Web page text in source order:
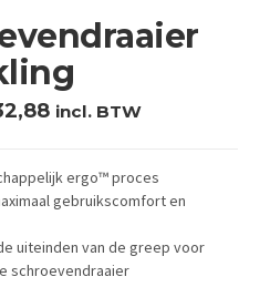
Prijsklasse:
tot
€ 32,88
incl. BTW
ergo™ proces
gebruikscomfort en
uiteinden van de greep voor
schroevendraaier